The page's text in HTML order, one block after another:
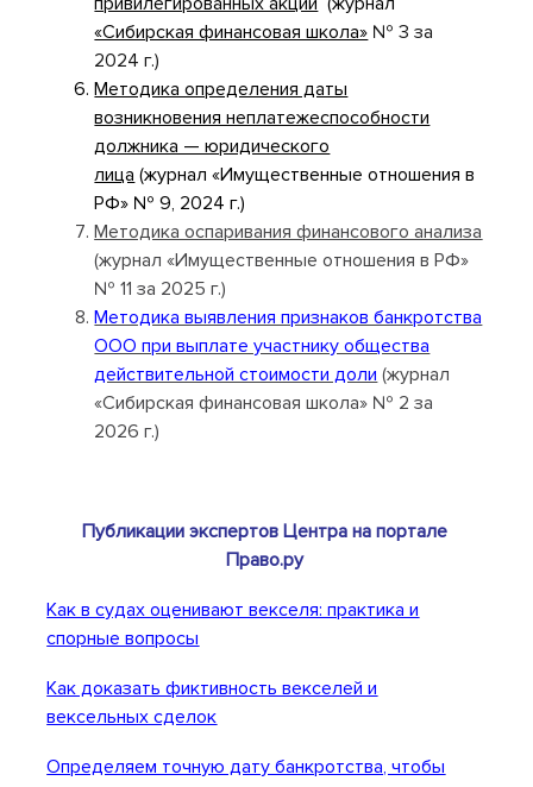
«Сибирская финансовая школа» № 3 за
2024 г.)
Методика определения даты
возникновения неплатежеспособности
должника — юридического
лица (журнал «Имущественные отношения в
РФ» № 9, 2024 г.)
Методика оспаривания финансового анализа
(журнал «Имущественные отношения в РФ»
№ 11 за 2025 г.)
Методика выявления признаков банкротства
ООО при выплате участнику общества
действительной стоимости доли (журнал
«Сибирская финансовая школа» № 2 за
2026 г.)
Публикации экспертов Центра на портале
Право.ру
Как в судах оценивают векселя: практика и
спорные вопросы
Как доказать фиктивность векселей и
вексельных сделок
Определяем точную дату банкротства, чтобы